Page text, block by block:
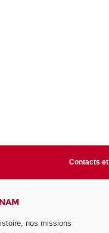
Contacts
nos missions